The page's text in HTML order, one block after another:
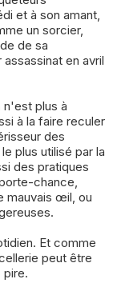
et à son amant,
un sorcier,
de sa
en avril
n'est plus à
à la faire reculer
des
plus utilisé par la
des pratiques
chance,
mauvais œil, ou
Et comme
peut être
pire.